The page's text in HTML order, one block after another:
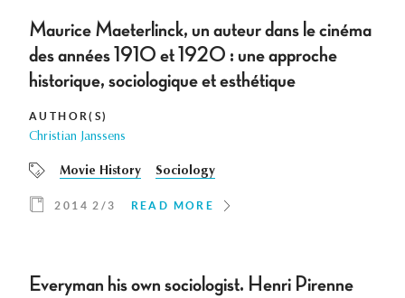
Maurice Maeterlinck, un auteur dans le cinéma
des années 1910 et 1920 : une approche
historique, sociologique et esthétique
AUTHOR(S)
Christian Janssens
Movie History Sociology
2014 2/3 READ MORE
Everyman his own sociologist. Henri Pirenne